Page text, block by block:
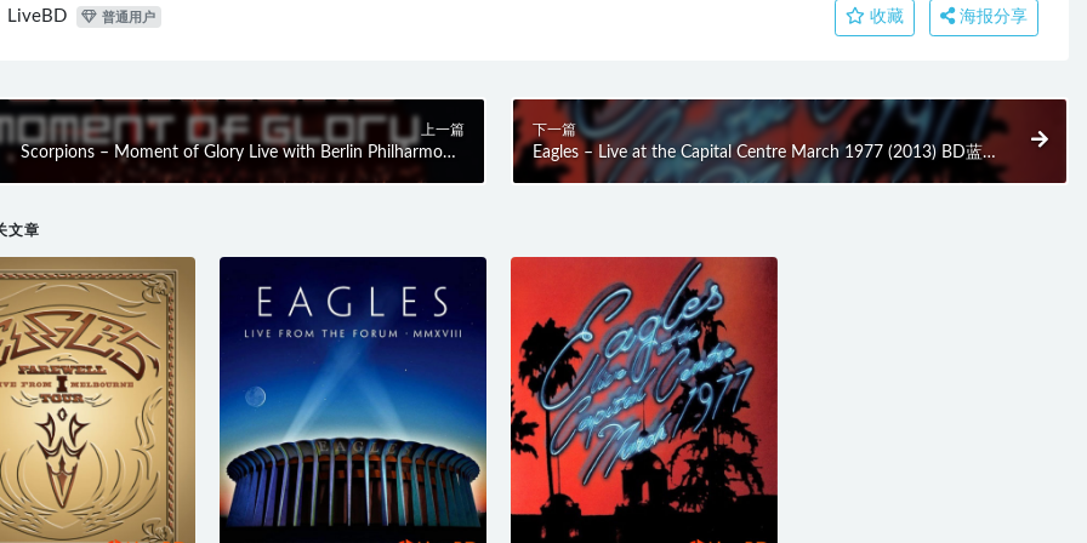
LiveBD 普通用户 收藏 海报分享
上一篇
Scorpions – Moment of Glory Live with Berlin Philharmonic
(2013) BD蓝光原盘 30.6G
下一篇
Eagles – Live at the Capital Centre March 1977 (2013) BD蓝光
原盘 12.7G
文章